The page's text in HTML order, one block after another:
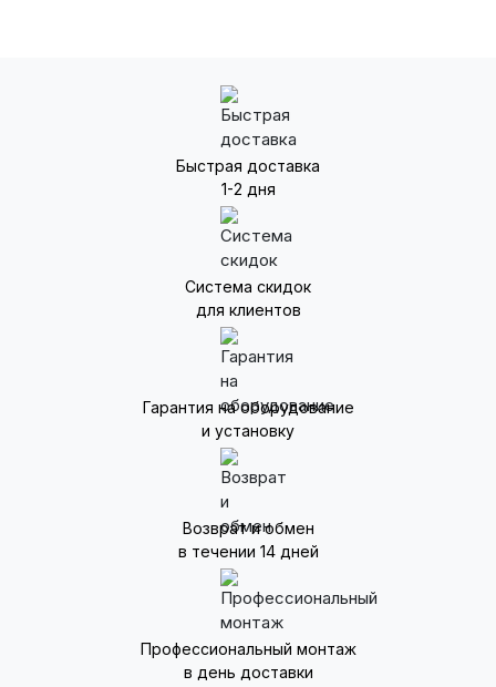
Быстрая доставка
1-2 дня
Система скидок
для клиентов
Гарантия на оборудование
и установку
Возврат и обмен
в течении 14 дней
Профессиональный монтаж
в день доставки